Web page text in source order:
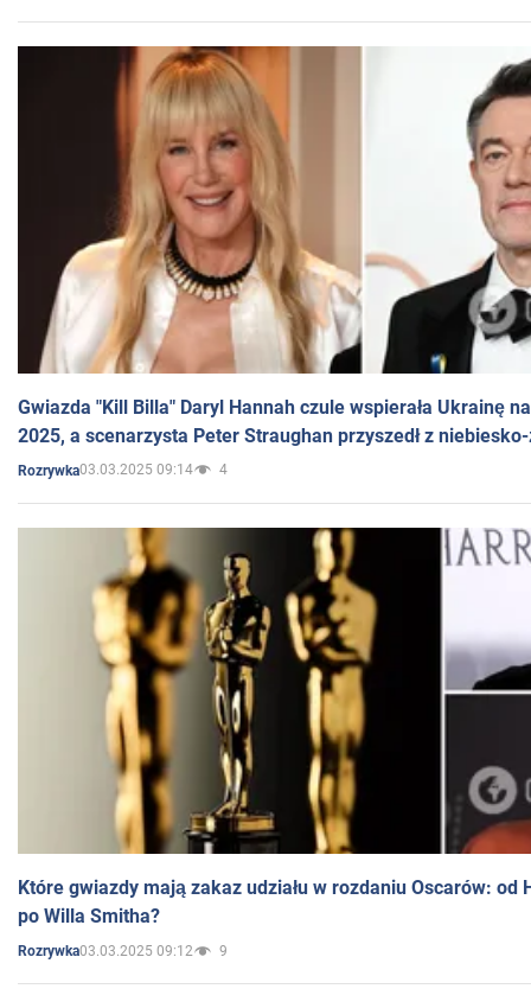
Gwiazda "Kill Billa" Daryl Hannah czule wspierała Ukrainę
2025, a scenarzysta Peter Straughan przyszedł z
Rozrywka03.03.2025 09:14 4
Które gwiazdy mają zakaz udziału w rozdaniu Oscarów: od
po Willa Smitha?
Rozrywka03.03.2025 09:12 9